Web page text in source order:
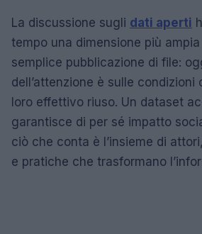
La discussione sugli dati aperti
tempo una dimensione più
semplice pubblicazione di file:
dell’attenzione è sulle condizioni
loro effettivo riuso. Un dataset
garantisce di per sé impatto
ciò che conta è l’insieme di
e pratiche che trasformano